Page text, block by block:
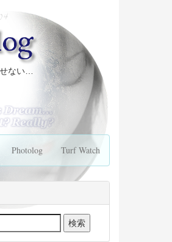
ない…
Photolog Turf Watch